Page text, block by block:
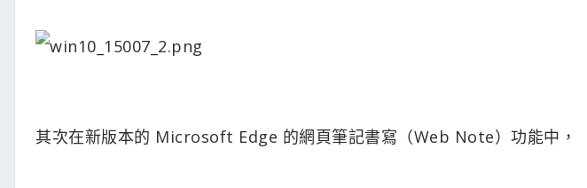
其次在新版本的 Microsoft Edge 的網頁筆記書寫（Web Note）功能中，